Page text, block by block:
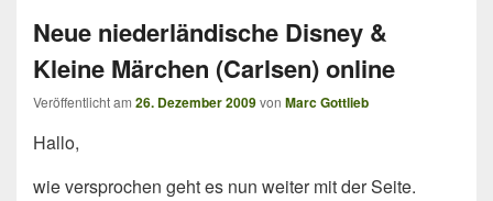
Neue niederländische Disney &
Kleine Märchen (Carlsen) online
Veröffentlicht am 26. Dezember 2009von Marc Gottlieb
Hallo,
wie versprochen geht es nun weiter mit der Seite.